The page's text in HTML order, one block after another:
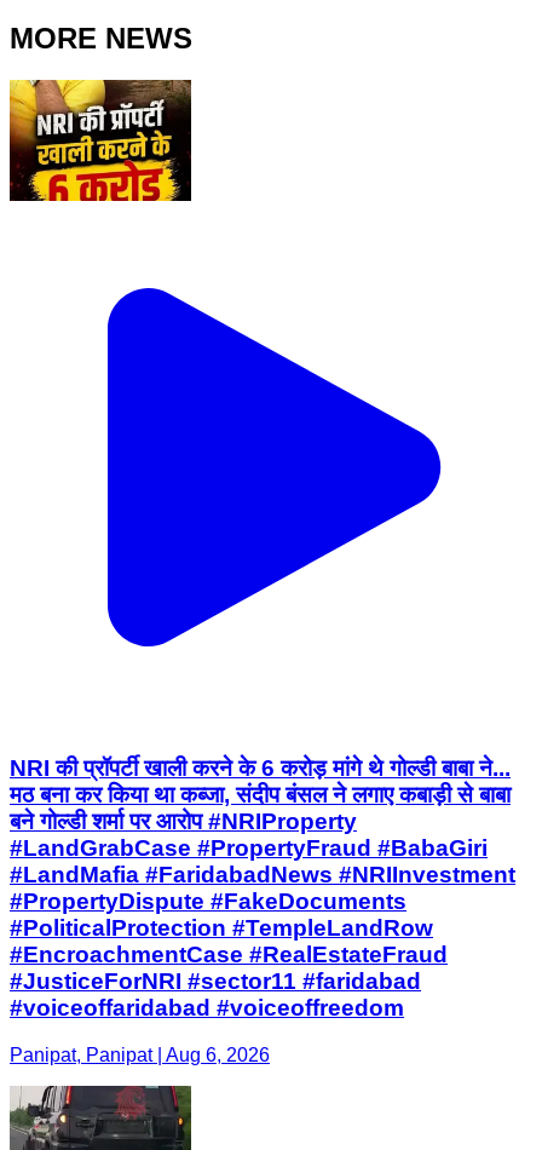
MORE NEWS
NRI की प्रॉपर्टी खाली करने के 6 करोड़ मांगे थे गोल्डी बाबा ने...
मठ बना कर किया था कब्जा, संदीप बंसल ने लगाए कबाड़ी से बाबा
बने गोल्डी शर्मा पर आरोप #NRIProperty
#LandGrabCase #PropertyFraud #BabaGiri
#LandMafia #FaridabadNews #NRIInvestment
#PropertyDispute #FakeDocuments
#PoliticalProtection #TempleLandRow
#EncroachmentCase #RealEstateFraud
#JusticeForNRI #sector11 #faridabad
#voiceoffaridabad #voiceoffreedom
Panipat, Panipat | Aug 6, 2026